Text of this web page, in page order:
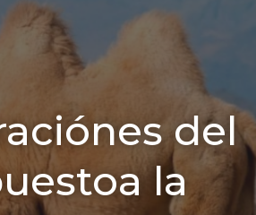
del
la